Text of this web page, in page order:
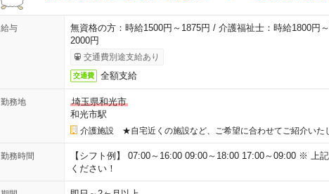
給与
無資格の方：時給1500円～1875円 / 介護福祉士：時給1800円
2000円
交通費別途支給あり
交通費 全額支給
勤務地
埼玉県和光市
和光市駅
介護施設 ★自宅近くの施設など、ご希望に合わせてご紹介いた
勤務時間
【シフト例】 07:00～16:00 09:00～18:00 17:00～09:00 ※ 上
ください！